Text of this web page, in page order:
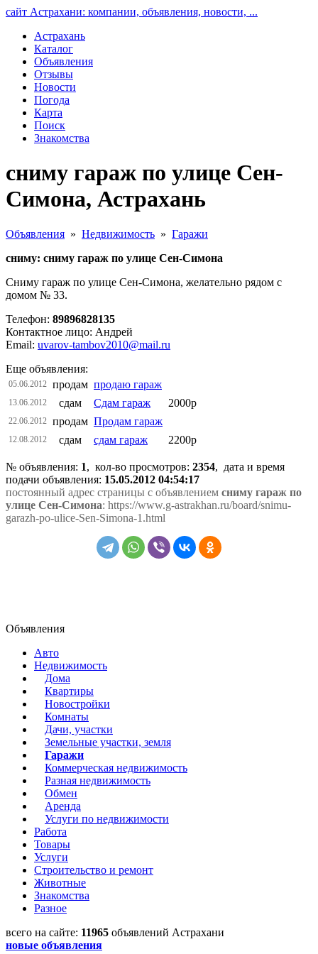
сайт Астрахани: компании, объявления, новости, ...
Астрахань
Каталог
Объявления
Отзывы
Новости
Погода
Карта
Поиск
Знакомства
сниму гараж по улице Сен-
Симона, Астрахань
Объявления » Недвижимость » Гаражи
сниму: сниму гараж по улице Сен-Симона
Сниму гараж по улице Сен-Симона, желательно рядом с
домом № 33.
Телефон: 89896828135
Контактное лицо: Андрей
Email: uvarov-tambov2010@mail.ru
Еще объявления:
05.06.2012 продам продаю гараж
13.06.2012 сдам Сдам гараж 2000р
22.06.2012 продам Продам гараж
12.08.2012 сдам сдам гараж 2200р
№ объявления: 1, кол-во просмотров: 2354, дата и время
подачи объявления: 15.05.2012 04:54:17
постоянный адрес страницы с объявлением сниму гараж по
улице Сен-Симона: https://www.g-astrakhan.ru/board/snimu-
garazh-po-ulice-Sen-Simona-1.html
Объявления
Авто
Недвижимость
Дома
Квартиры
Новостройки
Комнаты
Дачи, участки
Земельные участки, земля
Гаражи
Коммерческая недвижимость
Разная недвижимость
Обмен
Аренда
Услуги по недвижимости
Работа
Товары
Услуги
Строительство и ремонт
Животные
Знакомства
Разное
всего на сайте: 11965 объявлений Астрахани
новые объявления